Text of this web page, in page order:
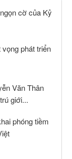
cờ của Kỷ
phát triển
Văn Thân
giới...
phóng tiềm